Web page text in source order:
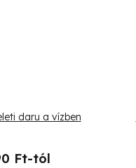
daru a vízben
Ft-tól